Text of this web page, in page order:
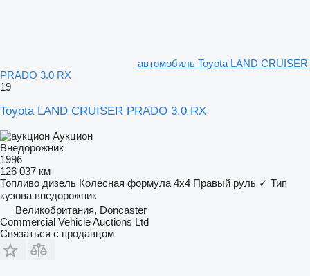
автомобиль Toyota LAND CRUISER
PRADO 3.0 RX
19
Toyota LAND CRUISER PRADO 3.0 RX
Аукцион
Внедорожник
1996
126 037 км
Топливо дизель Колесная формула 4x4 Правый руль ✓ Тип
кузова внедорожник
Великобритания, Doncaster
Commercial Vehicle Auctions Ltd
Связаться с продавцом